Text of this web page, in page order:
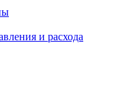
и расхода